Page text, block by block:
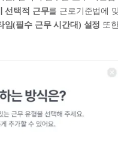
선택적 근무를 근로기준법에
임(필수 근무 시간대) 설정 또